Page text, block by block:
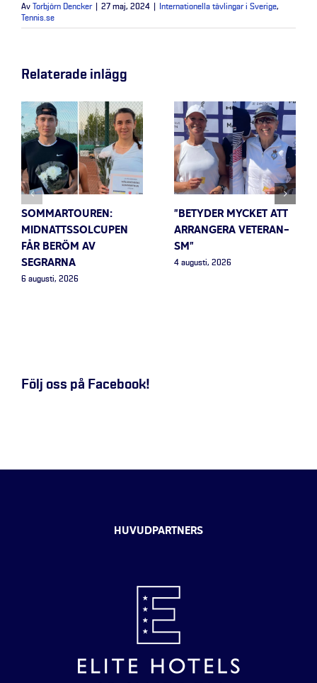
Av Torbjörn Dencker 27 maj, 2024 Internationella tävlingar i Sverige,
Tennis.se
Relaterade inlägg
SOMMARTOUREN:
MIDNATTSSOLCUPEN
FÅR BERÖM AV
SEGRARNA
6 augusti, 2026
”BETYDER MYCKET ATT
ARRANGERA VETERAN-
SM”
4 augusti, 2026
Följ oss på Facebook!
HUVUDPARTNERS